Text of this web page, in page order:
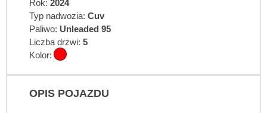
Rok: 2024
Typ nadwozia: Cuv
Paliwo: Unleaded 95
Liczba drzwi: 5
Kolor:
OPIS POJAZDU